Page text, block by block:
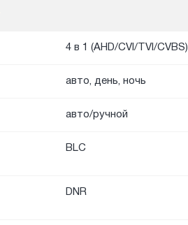
4 в 1 (AHD/CVI/TVI/CVBS)
авто, день, ночь
авто/ручной
BLC
DNR